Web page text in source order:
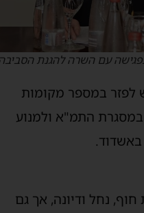
עם השרה להגנת הסביבה
במספר מקומות
התמ"א ולמנוע
נחל ודיונה, אך גם